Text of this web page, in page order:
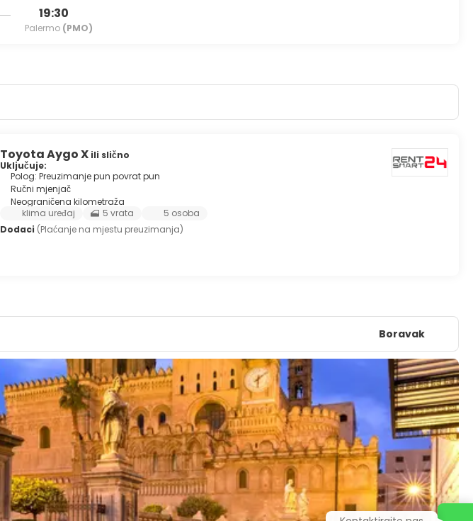
19:30
Palermo (PMO)
Toyota Aygo X ili slično
Uključuje:
Polog: Preuzimanje pun povrat pun
Ručni mjenjač
Neograničena kilometraža
klima uređaj
5 vrata
5 osoba
Dodaci (Plaćanje na mjestu preuzimanja)
Boravak